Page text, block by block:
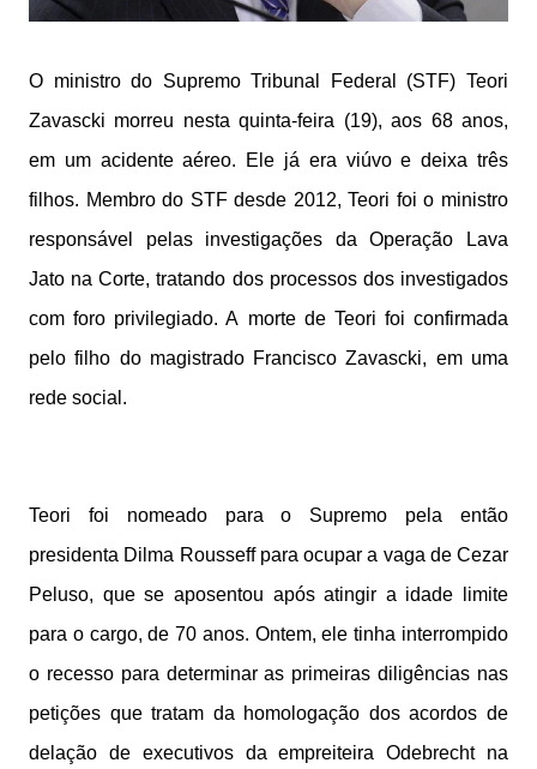
O ministro do Supremo Tribunal Federal (STF) Teori
Zavascki morreu nesta quinta-feira (19), aos 68 anos,
em um acidente aéreo. Ele já era viúvo e deixa três
filhos. Membro do STF desde 2012, Teori foi o ministro
responsável pelas investigações da Operação Lava
Jato na Corte, tratando dos processos dos investigados
com foro privilegiado. A morte de Teori foi confirmada
pelo filho do magistrado Francisco Zavascki, em uma
rede social.
Teori foi nomeado para o Supremo pela então
presidenta Dilma Rousseff para ocupar a vaga de Cezar
Peluso, que se aposentou após atingir a idade limite
para o cargo, de 70 anos. Ontem, ele tinha interrompido
o recesso para determinar as primeiras diligências nas
petições que tratam da homologação dos acordos de
delação de executivos da empreiteira Odebrecht na